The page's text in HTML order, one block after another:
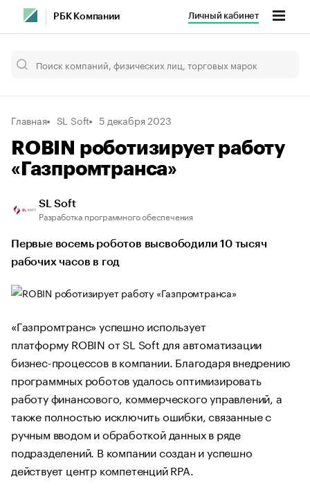
РБК Компании Личный кабинет
Главная SL Soft 5 декабря 2023
ROBIN роботизирует работу
«Газпромтранса»
SL Soft
Разработка программного обеспечения
Первые восемь роботов высвободили 10 тысяч
рабочих часов в год
«Газпромтранс» успешно использует
платформу ROBIN от SL Soft для автоматизации
бизнес-процессов в компании. Благодаря внедрению
программных роботов удалось оптимизировать
работу финансового, коммерческого управлений, а
также полностью исключить ошибки, связанные с
ручным вводом и обработкой данных в ряде
подразделений. В компании создан и успешно
действует центр компетенций RPA.